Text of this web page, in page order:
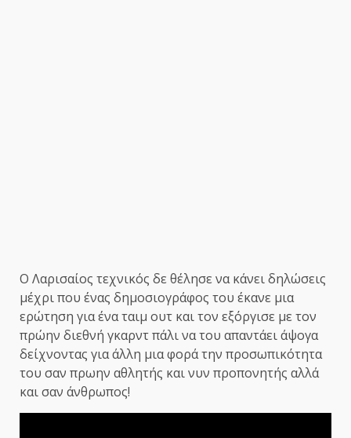
Ο Λαρισαίος τεχνικός δε θέλησε να κάνει δηλώσεις
μέχρι που ένας δημοσιογράφος του έκανε μια
ερώτηση για ένα ταιμ ουτ και τον εξόργισε με τον
πρώην διεθνή γκαρντ πάλι να του απαντάει άψογα
δείχνοντας για άλλη μια φορά την προσωπικότητα
του σαν πρωην αθλητής και νυν προπονητής αλλά
και σαν άνθρωπος!